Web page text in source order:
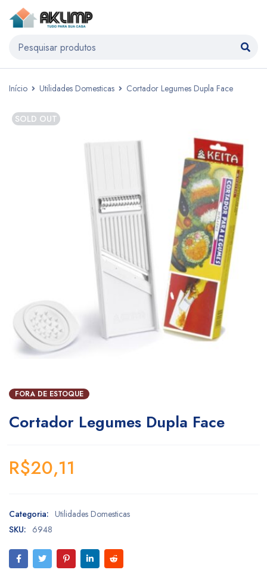
Início Utilidades Domesticas Cortador Legumes Dupla Face
SOLD OUT
FORA DE ESTOQUE
Cortador Legumes Dupla Face
R$20,11
Categoria: Utilidades Domesticas
SKU: 6948